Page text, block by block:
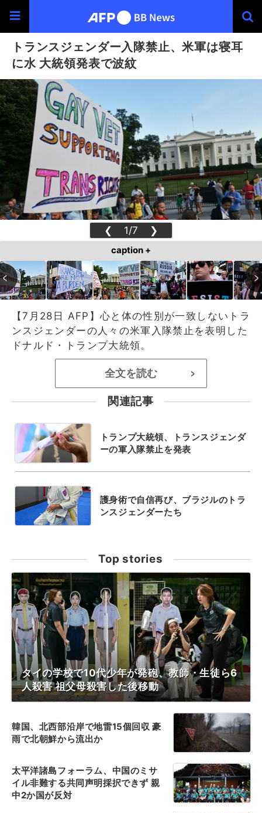
トランスジェンダー入隊禁止、米軍は寝耳
に水 大統領発表で波紋
❮ 1/7 ❯
caption +
【7月28日 AFP】心と体の性別が一致しないトラ
ンスジェンダーの人々の米軍入隊禁止を表明した
ドナルド・トランプ大統領。
全文を読む >
関連記事
トランプ大統領、トランスジェンダ
ーの軍入隊禁止を発表
護身術で自信再び、ブラジルのトラ
ンスジェンダーたち
Top stories
タイの学校で10代少年が発砲、教師・生徒ら6
人殺害 祖父母殺害した後移動
韓国、北西部沿岸で地雷15個回収 豪
雨で北朝鮮から流出か
太平洋諸島フォーラム、中国のミサ
イル非難する共同声明採択できず 親
中2か国が反対